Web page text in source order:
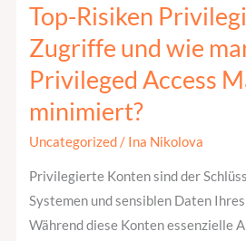
Top-Risiken
Zugriffe und wie
Privileged Access
minimiert?
Uncategorized/ Ina Nikolova
Privilegierte Konten sind der
Systemen und sensiblen Daten
Während diese Konten essenzielle
Top-
Risiken
Privilegierter
Zugriffe
und
wie
diese
mit
Privileged